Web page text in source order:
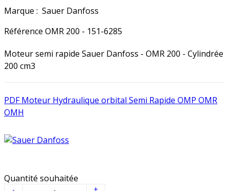
Marque : Sauer Danfoss
Référence OMR 200 - 151-6285
Moteur semi rapide Sauer Danfoss - OMR 200 - Cylindrée
200 cm3
PDF Moteur Hydraulique orbital Semi Rapide OMP OMR
OMH
Quantité souhaitée